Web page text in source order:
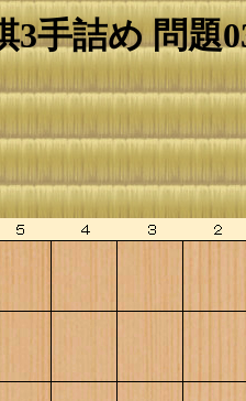
3手詰め 問題